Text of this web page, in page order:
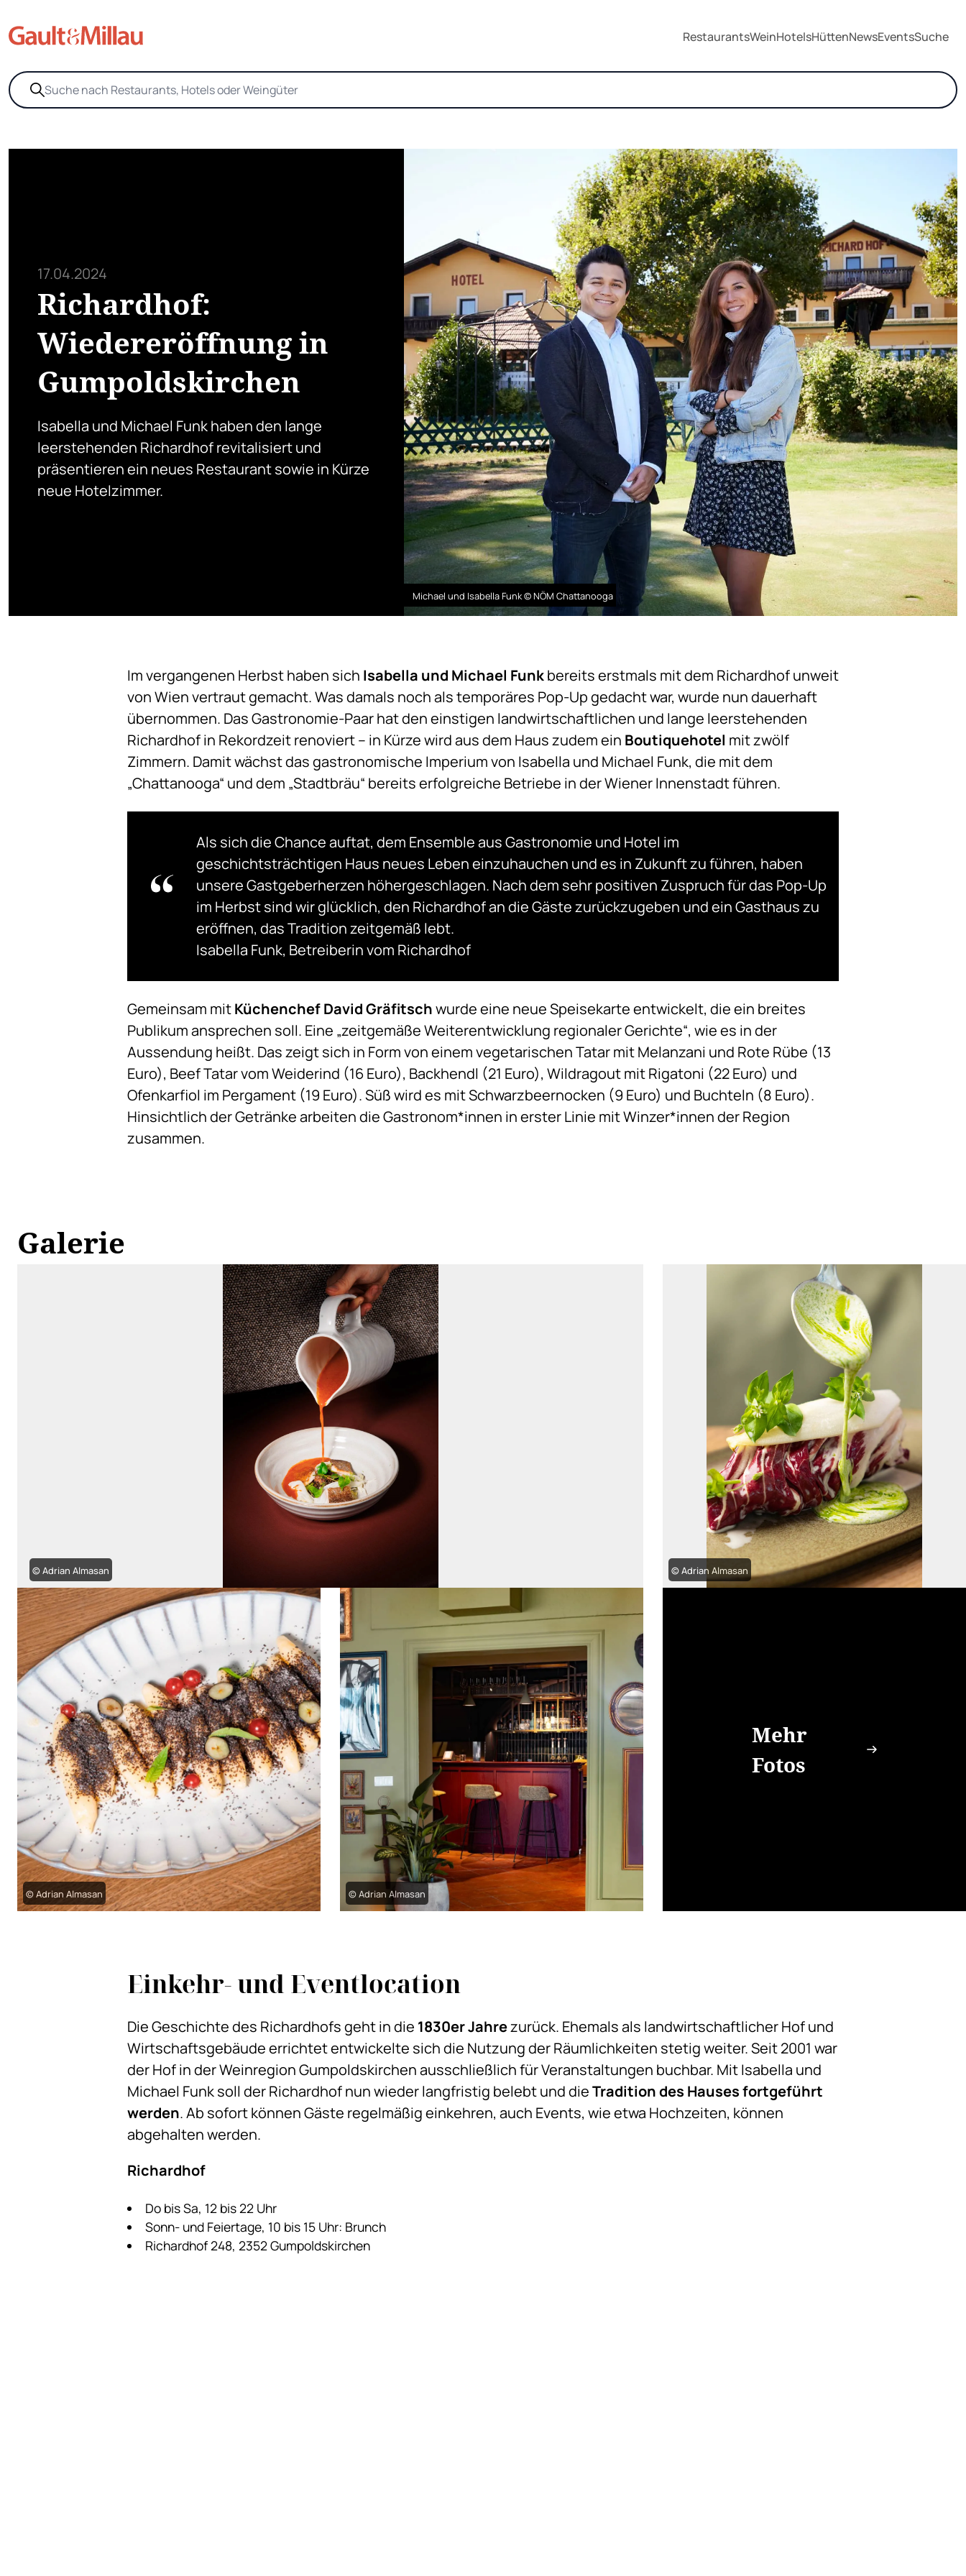
RestaurantsWeinHotelsHüttenNewsEventsSuche
17.04.2024
Richardhof:
Wiedereröffnung in
Gumpoldskirchen
Isabella und Michael Funk haben den lange
leerstehenden Richardhof revitalisiert und
präsentieren ein neues Restaurant sowie in Kürze
neue Hotelzimmer.
Michael und Isabella Funk © NÖM Chattanooga
Im vergangenen Herbst haben sich Isabella und Michael Funkbereits erstmals mit dem Richardhof unweit
von Wien vertraut gemacht. Was damals noch als temporäres Pop-Up gedacht war, wurde nun dauerhaft
übernommen. Das Gastronomie-Paar hat den einstigen landwirtschaftlichen und lange leerstehenden
Richardhof in Rekordzeit renoviert – in Kürze wird aus dem Haus zudem ein Boutiquehotel mit zwölf
Zimmern. Damit wächst das gastronomische Imperium von Isabella und Michael Funk, die mit dem
„Chattanooga“ und dem „Stadtbräu“ bereits erfolgreiche Betriebe in der Wiener Innenstadt führen.
Als sich die Chance auftat, dem Ensemble aus Gastronomie und Hotel im
geschichtsträchtigen Haus neues Leben einzuhauchen und es in Zukunft zu führen, haben
unsere Gastgeberherzen höhergeschlagen. Nach dem sehr positiven Zuspruch für das Pop-Up
im Herbst sind wir glücklich, den Richardhof an die Gäste zurückzugeben und ein Gasthaus zu
eröffnen, das Tradition zeitgemäß lebt.
Isabella Funk, Betreiberin vom Richardhof
Gemeinsam mitKüchenchef David Gräfitschwurde eine neue Speisekarte entwickelt, die ein breites
Publikum ansprechen soll. Eine „zeitgemäße Weiterentwicklung regionaler Gerichte“, wie es in der
Aussendung heißt. Das zeigt sich in Form von einem vegetarischen Tatar mit Melanzani und Rote Rübe (13
Euro), Beef Tatar vom Weiderind (16 Euro), Backhendl (21 Euro), Wildragout mit Rigatoni (22 Euro) und
Ofenkarfiol im Pergament (19 Euro). Süß wird es mit Schwarzbeernocken (9 Euro) und Buchteln (8 Euro).
Hinsichtlich der Getränke arbeiten die Gastronom*innen in erster Linie mit Winzer*innen der Region
zusammen.
Galerie
© Adrian Almasan © Adrian Almasan
© Adrian Almasan © Adrian Almasan
Mehr
Fotos
Einkehr- und Eventlocation
Die Geschichte des Richardhofs geht in die 1830er Jahrezurück. Ehemals als landwirtschaftlicher Hof und
Wirtschaftsgebäude errichtet entwickelte sich die Nutzung der Räumlichkeiten stetig weiter. Seit 2001 war
der Hof in der Weinregion Gumpoldskirchen ausschließlich für Veranstaltungen buchbar. Mit Isabella und
Michael Funk soll der Richardhof nun wieder langfristig belebt und dieTradition des Hauses fortgeführt
werden. Ab sofort können Gäste regelmäßig einkehren, auch Events, wie etwa Hochzeiten, können
abgehalten werden.
Richardhof
Do bis Sa, 12 bis 22 Uhr
Sonn- und Feiertage, 10 bis 15 Uhr: Brunch
Richardhof 248, 2352 Gumpoldskirchen